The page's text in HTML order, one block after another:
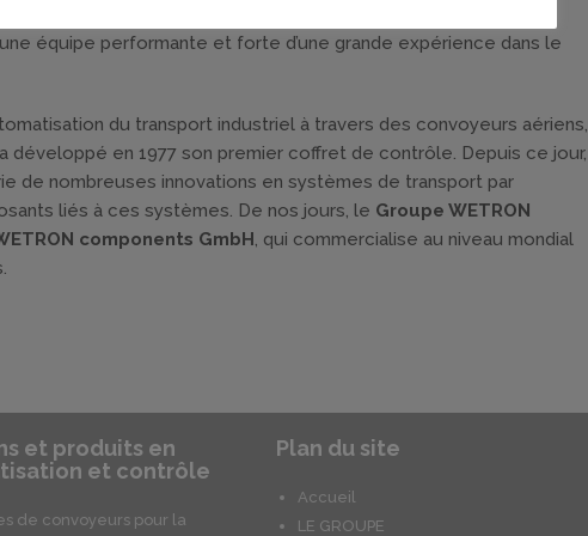
de surfaces. À notre siège en Allemagne,
équipe performante et forte d’une grande expérience dans le
du transport industriel à travers des convoyeurs aériens,
développé en 1977 son premier coffret de contrôle. Depuis ce jour,
de nombreuses innovations en systèmes de transport par
liés à ces systèmes. De nos jours, le Groupe WETRON
components GmbH, qui commercialise au niveau mondial
et produits en
et contrôle
de convoyeurs pour la
Plan du site
Accueil
LE GROUPE